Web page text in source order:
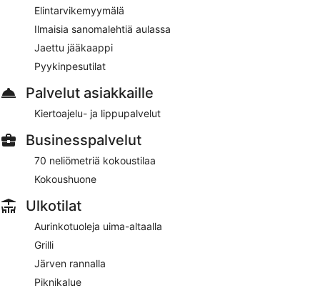
Elintarvikemyymälä
Ilmaisia sanomalehtiä aulassa
Jaettu jääkaappi
Pyykinpesutilat
Palvelut asiakkaille
Kiertoajelu- ja lippupalvelut
Businesspalvelut
70 neliömetriä kokoustilaa
Kokoushuone
Ulkotilat
Aurinkotuoleja uima-altaalla
Grilli
Järven rannalla
Piknikalue